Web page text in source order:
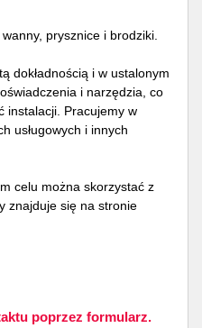
prysznice i brodziki.
dokładnością i w ustalonym
i narzędzia, co
instalacji. Pracujemy w
usługowych i innych
celu można skorzystać z
znajduje się na stronie
poprzez formularz.